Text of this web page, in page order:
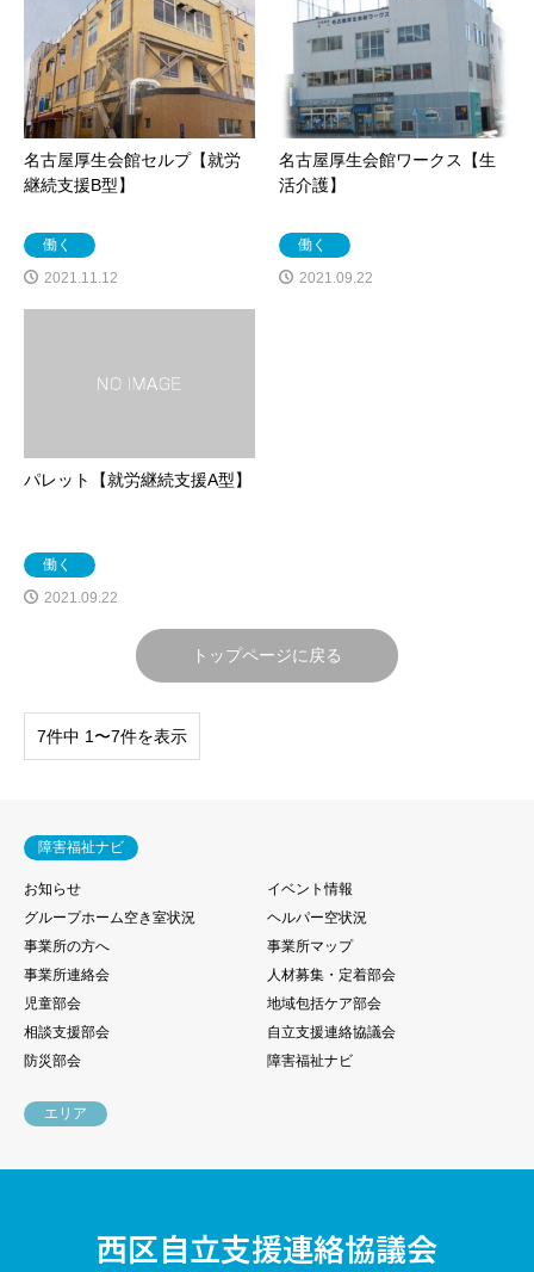
名古屋厚生会館セルプ【就労
継続支援B型】
働く
2021.11.12
名古屋厚生会館ワークス【生
活介護】
働く
2021.09.22
パレット【就労継続支援A型】
働く
2021.09.22
トップページに戻る
7件中 1〜7件を表示
障害福祉ナビ
お知らせ
イベント情報
グループホーム空き室状況
ヘルパー空状況
事業所の方へ
事業所マップ
事業所連絡会
人材募集・定着部会
児童部会
地域包括ケア部会
相談支援部会
自立支援連絡協議会
防災部会
障害福祉ナビ
エリア
西区自立支援連絡協議会